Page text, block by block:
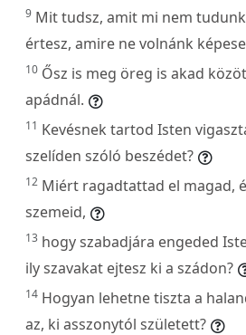
9 Mit tudsz, amit mi nem
értesz, amire ne volnánk
10 Ősz is meg öreg is akad
apádnál.
11 Kevésnek tartod Isten
szelíden szóló beszédet?
12 Miért ragadtattad el magad,
szemeid,
13 hogy szabadjára engeded
ily szavakat ejtesz ki a szádon?
14 Hogyan lehetne tiszta a
az, ki asszonytól született?